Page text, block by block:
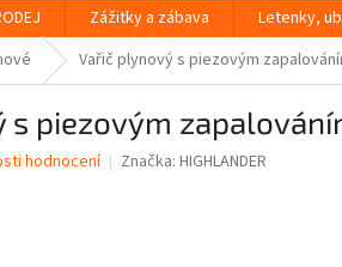
Zážitky a zábava Letenky,
Vařič plynový s piezovým
s piezovým
hodnocení Značka: HIGHLANDER